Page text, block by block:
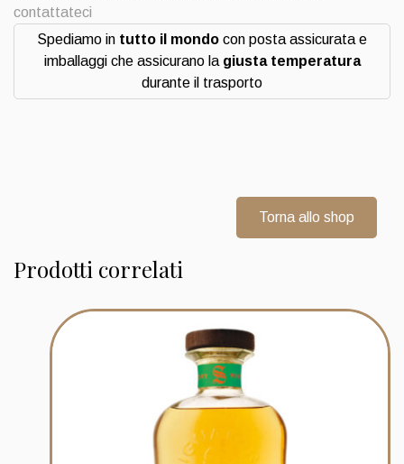
2013
Gordon
Whisky
contattateci
Spediamo in tutto il mondo con posta assicurata e
imballaggi che assicurano la giusta temperatura
durante il trasporto
Torna allo shop
Prodotti correlati